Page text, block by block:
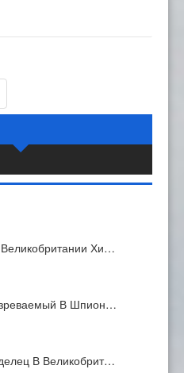
Хи…
В Шпион…
В Великобрит…